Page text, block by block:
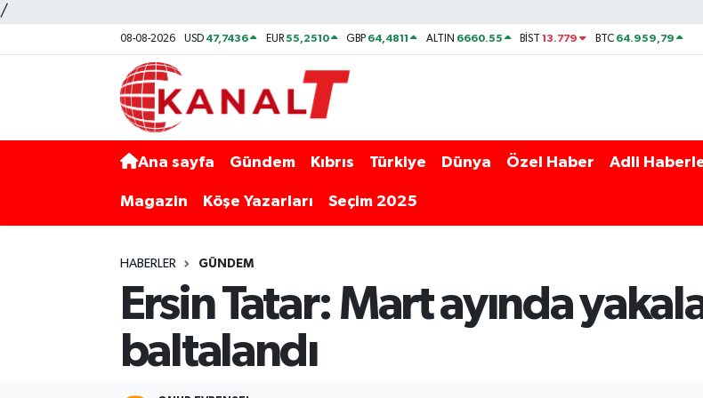
/
08-08-2026 USD 47,7436 EUR55,2510 GBP 64,4811 ALTIN 6660.55 BİST13.779 BTC 64.959,79
Ana sayfa Gündem Kıbrıs Türkiye Dünya Özel Haber Adli
Magazin Köşe Yazarları Seçim 2025
HABERLER GÜNDEM
Ersin Tatar: Mart ayında
baltalandı